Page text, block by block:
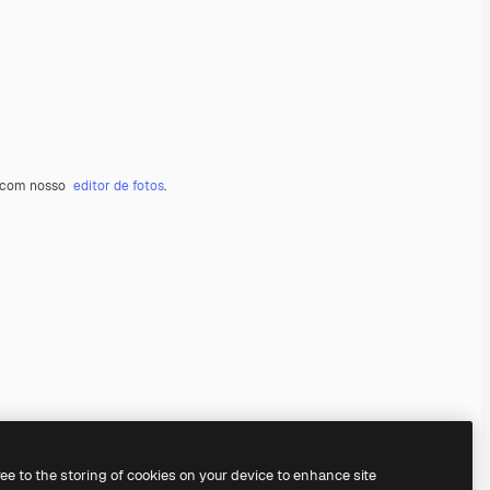
nosso editor de fotos.
to the storing of cookies on your device to enhance site